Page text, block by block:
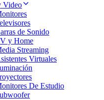
Video
de Sonido
y Home
Streaming
Virtuales
De Estudio